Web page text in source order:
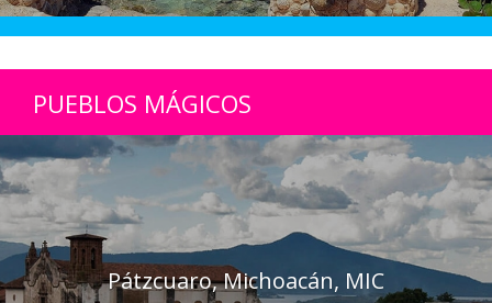
PUEBLOS MÁGICOS
Pátzcuaro, Michoacán, MIC